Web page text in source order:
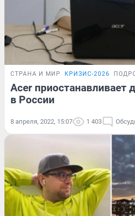
СТРАНА И МИР КРИЗИС-2026
Acer приостанавливает
в России
8 апреля, 2022, 15:07 1 403